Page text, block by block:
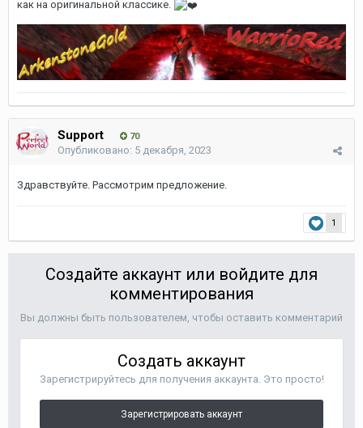
как на оригинальной классике.
Support 70
Опубликовано: 5 декабря, 2023
Здравствуйте. Рассмотрим предложение.
1
Создайте аккаунт или войдите для
комментирования
Вы должны быть пользователем, чтобы оставить комментарий
Создать аккаунт
Зарегистрируйтесь для получения аккаунта. Это просто!
Зарегистрировать аккаунт